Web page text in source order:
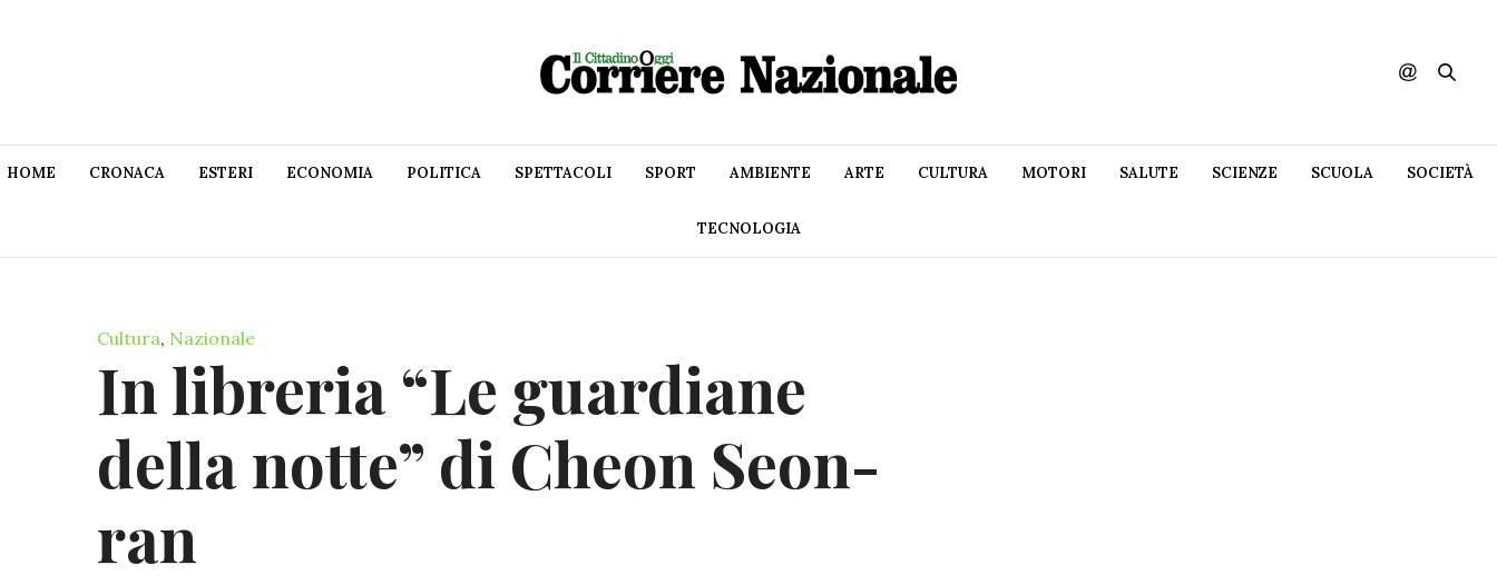
HOME CRONACA ESTERI ECONOMIA POLITICA SPETTACOLI SPORT AMBIENTE ARTE CULTURA MOTORI SALUTE SCIENZE SCUOLA SOCIETÀ
TECNOLOGIA
Cultura, Nazionale
In libreria “Le guardiane
della notte” di Cheon Seon-
ran